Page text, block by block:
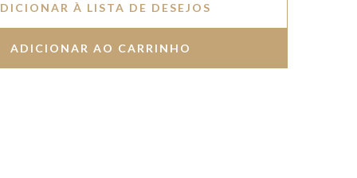
À LISTA DE DESEJOS